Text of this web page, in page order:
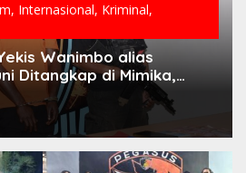
, Internasional, Kriminal,
Wanimbo alias
Ditangkap di Mimika,
Terungkap